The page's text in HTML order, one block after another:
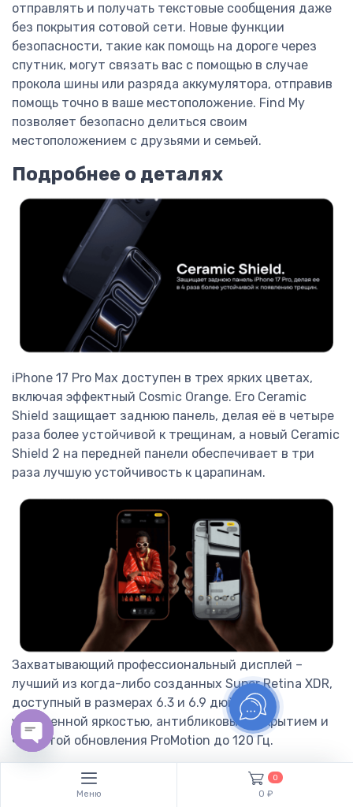
отправлять и получать текстовые сообщения даже
без покрытия сотовой сети. Новые функции
безопасности, такие как помощь на дороге через
спутник, могут связать вас с помощью в случае
прокола шины или разряда аккумулятора, отправив
помощь точно в ваше местоположение. Find My
позволяет безопасно делиться своим
местоположением с друзьями и семьей.
Подробнее о деталях
iPhone 17 Pro Max доступен в трех ярких цветах,
включая эффектный Cosmic Orange. Его Ceramic
Shield защищает заднюю панель, делая её в четыре
раза более устойчивой к трещинам, а новый Ceramic
Shield 2 на передней панели обеспечивает в три
раза лучшую устойчивость к царапинам.
Захватывающий профессиональный дисплей –
лучший из когда-либо созданных Super Retina XDR,
доступный в размерах 6.3 и 6.9 дюйма, с
улучшенной яркостью, антибликовым покрытием и
частотой обновления ProMotion до 120 Гц.
Меню
0
0 ₽
Open chaty